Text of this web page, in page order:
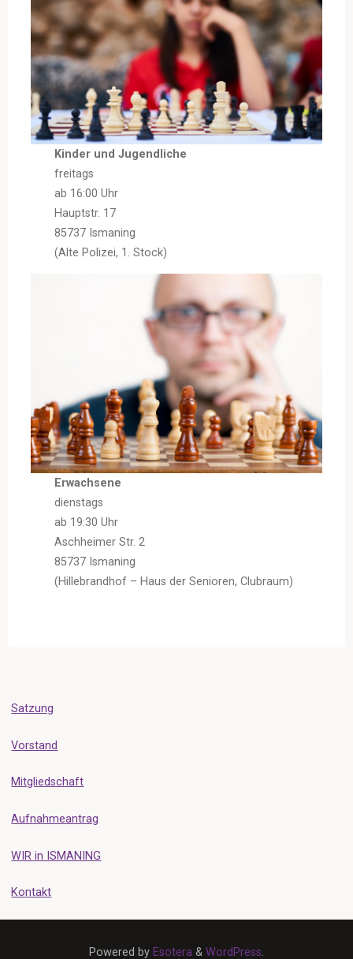
Kinder und Jugendliche
freitags
ab 16:00 Uhr
Hauptstr. 17
85737 Ismaning
(Alte Polizei, 1. Stock)
Erwachsene
dienstags
ab 19:30 Uhr
Aschheimer Str. 2
85737 Ismaning
(Hillebrandhof – Haus der Senioren, Clubraum)
Satzung
Vorstand
Mitgliedschaft
Aufnahmeantrag
WIR in ISMANING
Kontakt
Powered by Esotera & WordPress.